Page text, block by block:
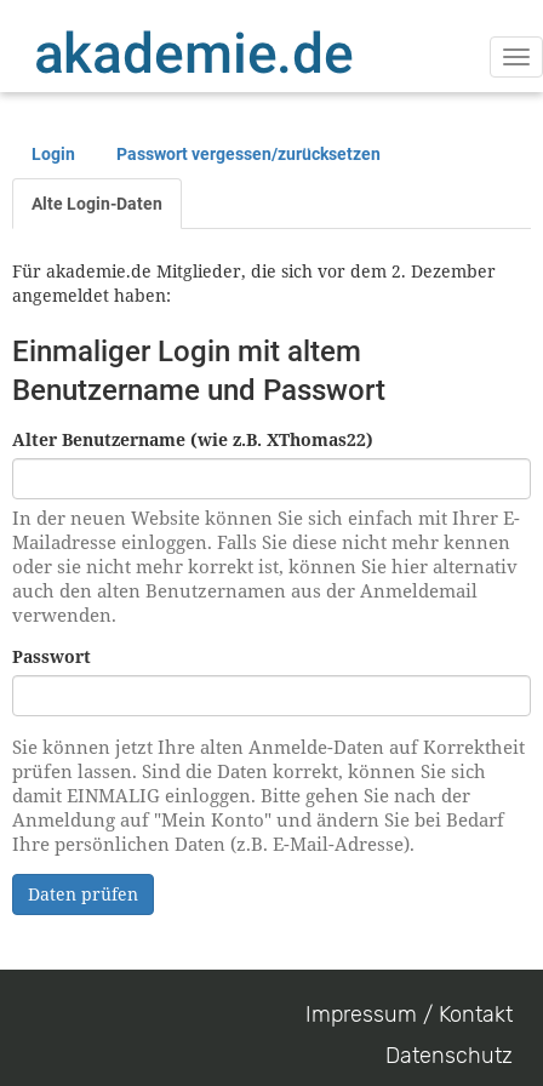
Inhalt
Primäre
Reiter
Login Passwort vergessen/zurücksetzen
Alte Login-Daten
Für akademie.de Mitglieder, die sich vor dem 2. Dezember
angemeldet haben:
Einmaliger Login mit altem
Benutzername und Passwort
Alter Benutzername (wie z.B. XThomas22)
In der neuen Website können Sie sich einfach mit Ihrer E-
Mailadresse einloggen. Falls Sie diese nicht mehr kennen
oder sie nicht mehr korrekt ist, können Sie hier alternativ
auch den alten Benutzernamen aus der Anmeldemail
verwenden.
Passwort
Sie können jetzt Ihre alten Anmelde-Daten auf Korrektheit
prüfen lassen. Sind die Daten korrekt, können Sie sich
damit EINMALIG einloggen. Bitte gehen Sie nach der
Anmeldung auf "Mein Konto" und ändern Sie bei Bedarf
Ihre persönlichen Daten (z.B. E-Mail-Adresse).
Daten prüfen
Impressum / Kontakt
Datenschutz